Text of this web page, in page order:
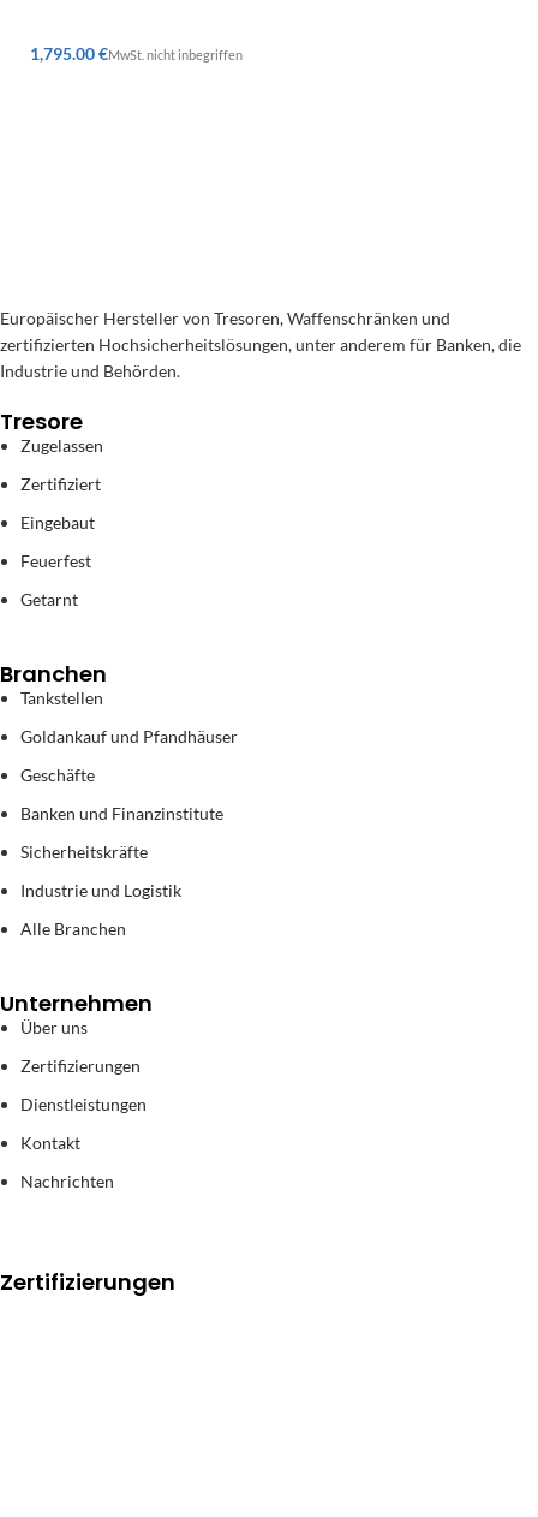
€
Europäischer Hersteller von Tresoren, Waffenschränken und
zertifizierten Hochsicherheitslösungen, unter anderem für Banken, die
Industrie und Behörden.
Tresore
Zugelassen
Zertifiziert
Eingebaut
Feuerfest
Getarnt
Branchen
Tankstellen
Goldankauf und Pfandhäuser
Geschäfte
Banken und Finanzinstitute
Sicherheitskräfte
Industrie und Logistik
Alle Branchen
Unternehmen
Über uns
Zertifizierungen
Dienstleistungen
Kontakt
Nachrichten
Zertifizierungen